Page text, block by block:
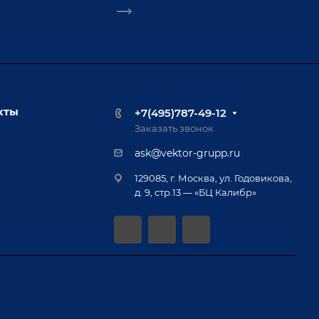
+7(495)787-49-12
Заказать звонок
ask@vektor-grupp.ru
129085, г. Москва, ул. Годовикова,
д. 9, стр.13 — «БЦ Калибр»